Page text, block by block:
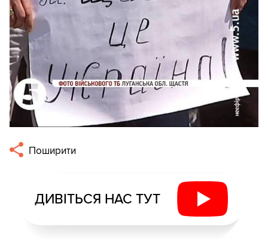
Поширити
ДИВІТЬСЯ НАС ТУТ